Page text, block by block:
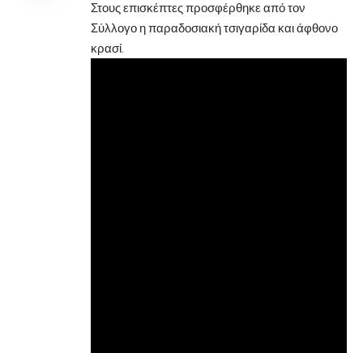
Στους επισκέπτες προσφέρθηκε από τον
Σύλλογο η παραδοσιακή τσιγαρίδα και άφθονο
κρασί.